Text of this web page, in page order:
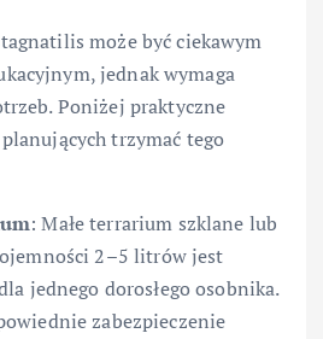
może być ciekawym
jednak wymaga
Poniżej praktyczne
trzymać tego
: Małe terrarium szklane lub
2–5 litrów jest
jednego dorosłego osobnika.
zabezpieczenie